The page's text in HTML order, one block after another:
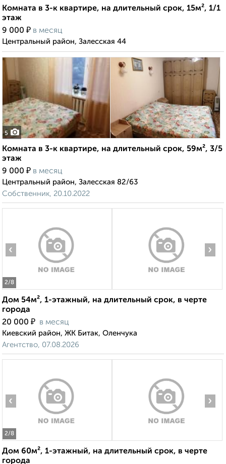
Комната в 3-к квартире, на длительный срок, 15м², 1/1
этаж
9 000 ₽ в месяц
Центральный район, Залесская 44
5
Комната в 3-к квартире, на длительный срок, 59м², 3/5
этаж
9 000 ₽ в месяц
Центральный район, Залесская 82/63
Собственник, 20.10.2022
2/8
‹ ›
Дом 54м², 1-этажный, на длительный срок, в черте
города
20 000 ₽ в месяц
Киевский район, ЖК Битак, Оленчука
Агентство, 07.08.2026
2/8
‹ ›
Дом 60м², 1-этажный, на длительный срок, в черте
города